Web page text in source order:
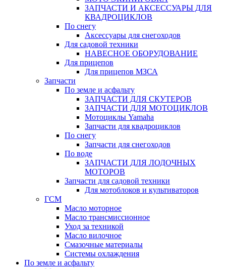
ЗАПЧАСТИ И АКСЕССУАРЫ ДЛЯ
КВАДРОЦИКЛОВ
По снегу
Аксессуары для снегоходов
Для садовой техники
НАВЕСНОЕ ОБОРУДОВАНИЕ
Для прицепов
Для прицепов МЗСА
Запчасти
По земле и асфальту
ЗАПЧАСТИ ДЛЯ СКУТЕРОВ
ЗАПЧАСТИ ДЛЯ МОТОЦИКЛОВ
Мотоциклы Yamaha
Запчасти для квадроциклов
По снегу
Запчасти для снегоходов
По воде
ЗАПЧАСТИ ДЛЯ ЛОДОЧНЫХ
МОТОРОВ
Запчасти для садовой техники
Для мотоблоков и культиваторов
ГСМ
Масло моторное
Масло трансмиссионное
Уход за техникой
Масло вилочное
Смазочные материалы
Системы охлаждения
По земле и асфальту